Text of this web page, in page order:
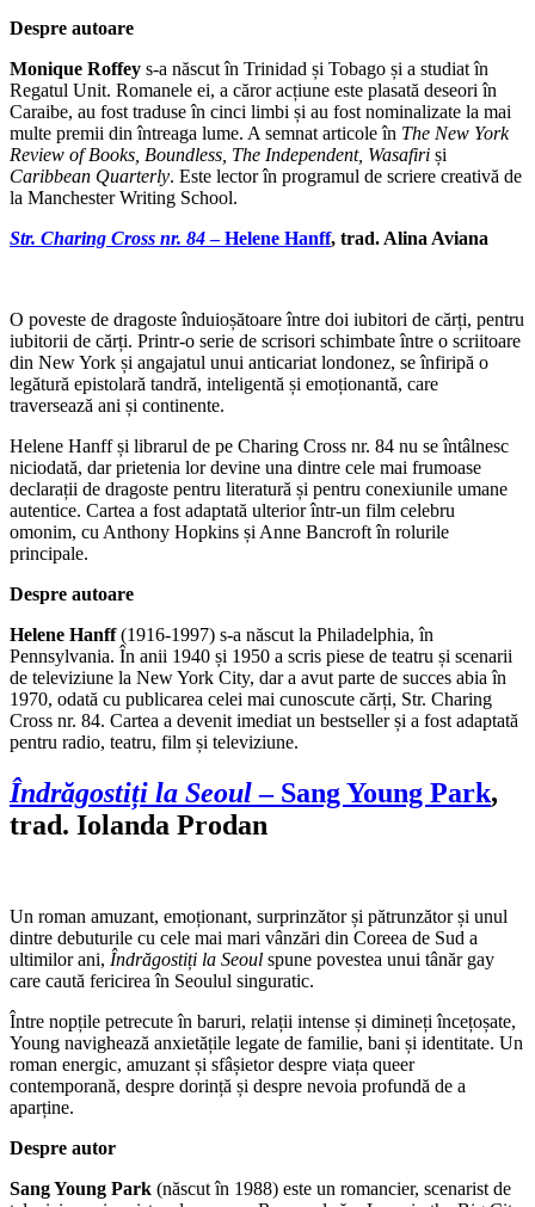
Despre autoare
Monique Roffey s-a născut în Trinidad și Tobago și a studiat în
Regatul Unit. Romanele ei, a căror acțiune este plasată deseori în
Caraibe, au fost traduse în cinci limbi și au fost nominalizate la mai
multe premii din întreaga lume. A semnat articole în The New York
Review of Books, Boundless, The Independent, Wasafiri și
Caribbean Quarterly. Este lector în programul de scriere creativă de
la Manchester Writing School.
Str. Charing Cross nr. 84– Helene Hanff, trad. Alina Aviana
O poveste de dragoste înduioșătoare între doi iubitori de cărți, pentru
iubitorii de cărți. Printr-o serie de scrisori schimbate între o scriitoare
din New York și angajatul unui anticariat londonez, se înfiripă o
legătură epistolară tandră, inteligentă și emoționantă, care
traversează ani și continente.
Helene Hanff și librarul de pe Charing Cross nr. 84 nu se întâlnesc
niciodată, dar prietenia lor devine una dintre cele mai frumoase
declarații de dragoste pentru literatură și pentru conexiunile umane
autentice. Cartea a fost adaptată ulterior într-un film celebru
omonim, cu Anthony Hopkins și Anne Bancroft în rolurile
principale.
Despre autoare
Helene Hanff(1916-1997) s-a născut la Philadelphia, în
Pennsylvania. În anii 1940 și 1950 a scris piese de teatru și scenarii
de televiziune la New York City, dar a avut parte de succes abia în
1970, odată cu publicarea celei mai cunoscute cărți, Str. Charing
Cross nr. 84. Cartea a devenit imediat un bestseller și a fost adaptată
pentru radio, teatru, film și televiziune.
Îndrăgostiți la Seoul– Sang Young Park,
trad. Iolanda Prodan
Un roman amuzant, emoționant, surprinzător și pătrunzător și unul
dintre debuturile cu cele mai mari vânzări din Coreea de Sud a
ultimilor ani, Îndrăgostiți la Seoul spune povestea unui tânăr gay
care caută fericirea în Seoulul singuratic.
Între nopțile petrecute în baruri, relații intense și dimineți încețoșate,
Young navighează anxietățile legate de familie, bani și identitate. Un
roman energic, amuzant și sfâșietor despre viața queer
contemporană, despre dorință și despre nevoia profundă de a
aparține.
Despre autor
Sang Young Park (născut în 1988) este un romancier, scenarist de